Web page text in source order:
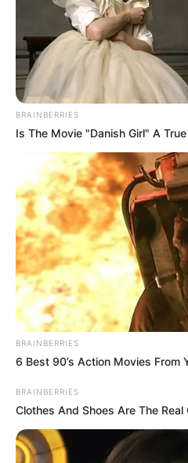
ACTIVAR AHORA
TEMAS DESTACADOS
RECIBO DEL AGUA
CUNDINAMARCA
CORTES DE LUZ
REGIOTRAM DE
LOCALIDAD DE SUBA
BRAINBERRIES
Is The Movie "Danish Girl" A
BRAINBERRIES
6 Best 90’s Action Movies From
BRAINBERRIES
Clothes And Shoes Are The Real